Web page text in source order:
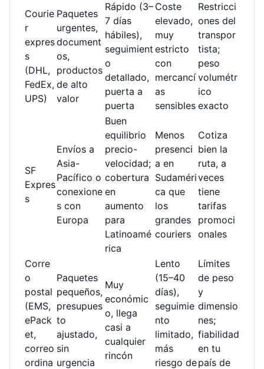
Courie
r
expres
s
(DHL,
FedEx,
UPS)
Paquetes
urgentes,
document
os,
productos
de alto
valor
Rápido (3–
7 días
hábiles),
seguimient
o
detallado,
puerta a
puerta
Coste
elevado,
muy
estricto
con
mercancí
as
sensibles
Restricci
ones del
transpor
tista;
peso
volumétr
ico
exacto
SF
Expres
s
Envíos a
Asia-
Pacífico o
conexione
s con
Europa
Buen
equilibrio
precio-
velocidad;
cobertura
en
aumento
para
Latinoamé
rica
Menos
presenci
a en
Sudaméri
ca que
los
grandes
couriers
Cotiza
bien la
ruta, a
veces
tiene
tarifas
promoci
onales
Corre
o
postal
(EMS,
ePack
et,
correo
ordina
Paquetes
pequeños,
presupues
to
ajustado,
sin
urgencia
Muy
económic
o, llega
casi a
cualquier
rincón
Lento
(15–40
días),
seguimie
nto
limitado,
más
riesgo de
Límites
de peso
y
dimensio
nes;
fiabilidad
en tu
país de